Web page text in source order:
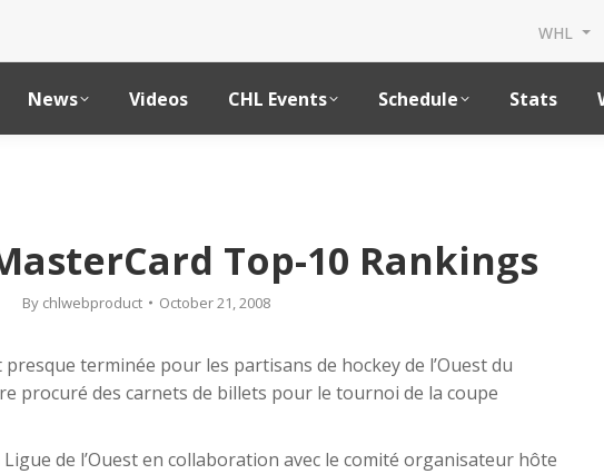
WHL
News Videos CHL Events Schedule Stats
Top-10 Rankings
By chlwebproduct October 21, 2008
terminée pour les partisans de hockey de l’Ouest du
procuré des carnets de billets pour le tournoi de la coupe
de l’Ouest en collaboration avec le comité organisateur hôte